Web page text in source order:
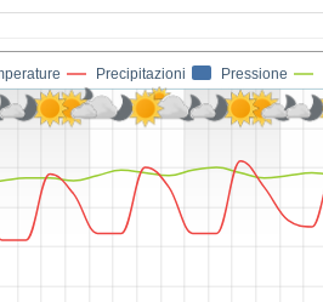
Pressione
Precipitazioni